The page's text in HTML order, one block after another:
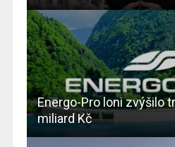
Energo-Pro loni zvýšilo
miliard Kč